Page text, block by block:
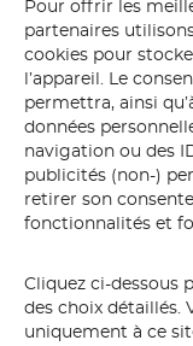
Pour offrir les
partenaires
cookies pour
l’appareil. Le
permettra, ainsi
données
navigation ou des
publicités (non-)
retirer son
fonctionnalités et
Cliquez ci-dessous
des choix détaillés.
uniquement à ce
Une livraison à la
l’œuvre
Votre
expédié en
soigneusement
un tube rigide sur
Délai de fabrication